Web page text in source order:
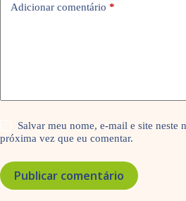
Adicionar comentário *
Salvar meu nome, e-mail e site neste
próxima vez que eu comentar.
Publicar comentário